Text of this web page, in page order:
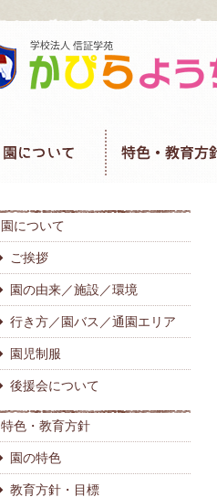
園について
ご挨拶
園の由来／施設／環境
行き方／園バス／通園エリア
園児制服
後援会について
特色・教育方針
園の特色
教育方針・目標